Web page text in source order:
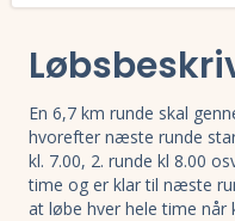
En 6,7 km runde skal
hvorefter næste runde
kl. 7.00, 2. runde kl 8.00
time og er klar til næste
at løbe hver hele time når